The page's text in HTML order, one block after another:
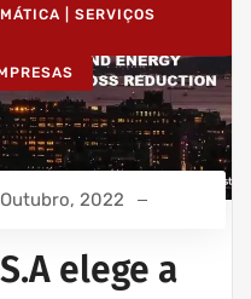
| SERVIÇOS
Outubro, 2022
elege a